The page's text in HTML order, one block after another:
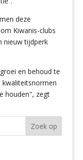
deze
Kiwanis-clubs
nieuw tijdperk
en behoud te
houden", zegt
Zoek op